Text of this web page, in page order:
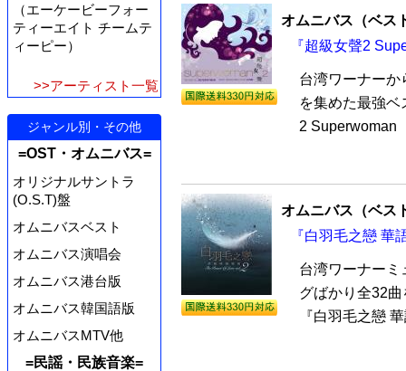
（エーケービーフォー
ティーエイト チームテ
ィーピー）
>>アーティスト一覧
ジャンル別・その他
=OST・オムニバス=
オリジナルサントラ
(O.S.T)盤
オムニバスベスト
オムニバス演唱会
オムニバス港台版
オムニバス韓国語版
オムニバスMTV他
=民謡・民族音楽=
オムニバス（ベス
『超級女聲2
台湾ワーナーか
を集めた最強
2 Superwoman
オムニバス（ベス
『白羽毛之戀 華
台湾ワーナーミ
グばかり全32
『白羽毛之戀